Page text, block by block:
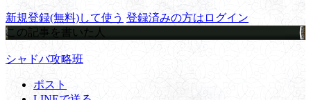
新規登録(無料)して使う 登録済みの方はログイン
この記事を書いた人
シャドバ攻略班
ポスト